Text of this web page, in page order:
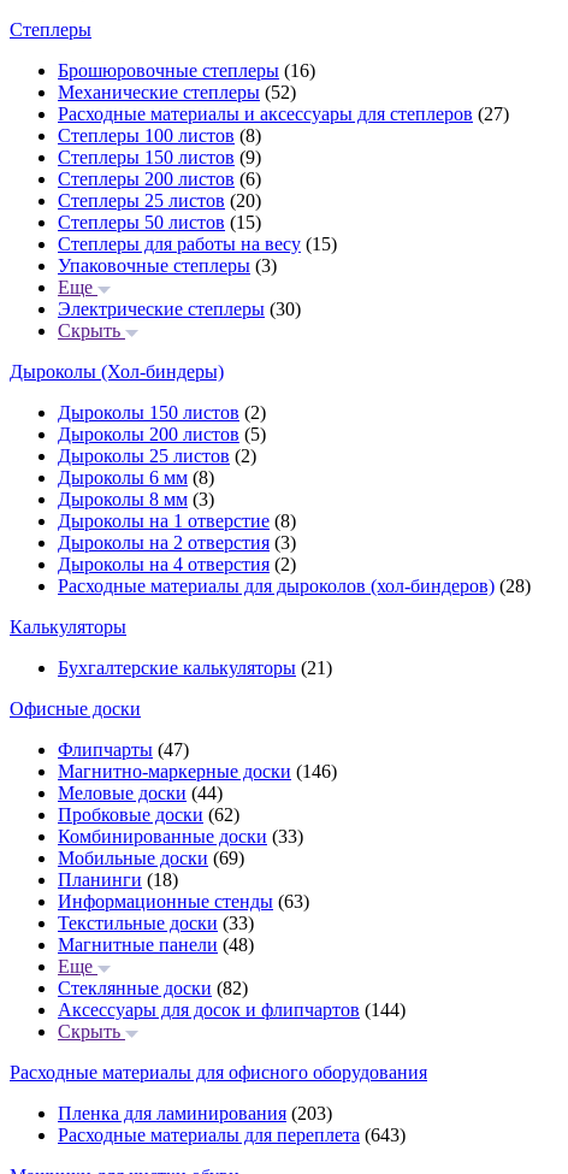
Степлеры
Брошюровочные степлеры (16)
Механические степлеры (52)
Расходные материалы и аксессуары для степлеров (27)
Степлеры 100 листов (8)
Степлеры 150 листов (9)
Степлеры 200 листов (6)
Степлеры 25 листов (20)
Степлеры 50 листов (15)
Степлеры для работы на весу (15)
Упаковочные степлеры (3)
Еще
Электрические степлеры (30)
Скрыть
Дыроколы (Хол-биндеры)
Дыроколы 150 листов (2)
Дыроколы 200 листов (5)
Дыроколы 25 листов (2)
Дыроколы 6 мм (8)
Дыроколы 8 мм (3)
Дыроколы на 1 отверстие (8)
Дыроколы на 2 отверстия (3)
Дыроколы на 4 отверстия (2)
Расходные материалы для дыроколов (хол-биндеров) (28)
Калькуляторы
Бухгалтерские калькуляторы (21)
Офисные доски
Флипчарты (47)
Магнитно-маркерные доски (146)
Меловые доски (44)
Пробковые доски (62)
Комбинированные доски (33)
Мобильные доски (69)
Планинги (18)
Информационные стенды (63)
Текстильные доски (33)
Магнитные панели (48)
Еще
Стеклянные доски (82)
Аксессуары для досок и флипчартов (144)
Скрыть
Расходные материалы для офисного оборудования
Пленка для ламинирования (203)
Расходные материалы для переплета (643)